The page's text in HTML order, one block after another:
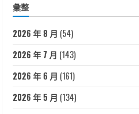
彙整
2026 年 8 月 (54)
2026 年 7 月 (143)
2026 年 6 月 (161)
2026 年 5 月 (134)